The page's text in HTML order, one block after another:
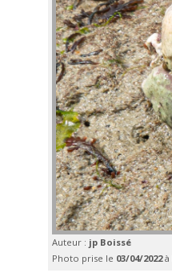
Auteur : jp Boissé
Photo prise le 03/04/2022à